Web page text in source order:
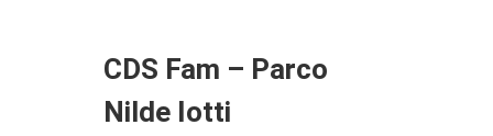
CDS Fam – Parco
Nilde Iotti